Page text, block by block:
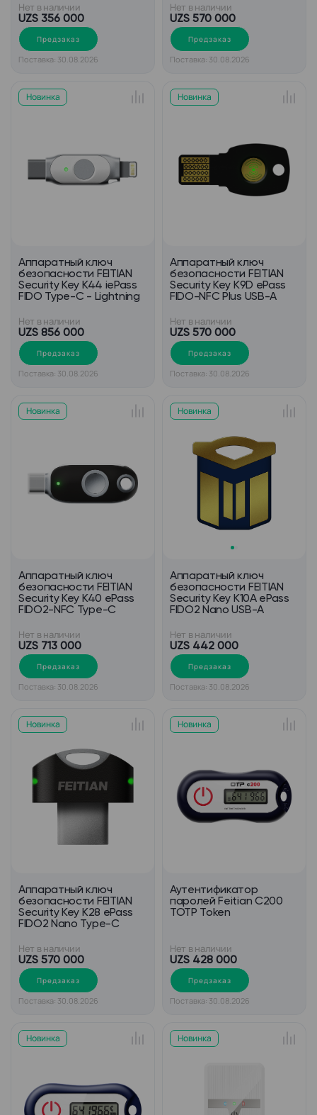
Нет в наличии
UZS 356 000
Предзаказ
Поставка: 30.08.2026
Нет в наличии
UZS 570 000
Предзаказ
Поставка: 30.08.2026
Новинка
Аппаратный ключ
безопасности FEITIAN
Security Key K44 iePass
FIDO Type-C - Lightning
Нет в наличии
UZS 856 000
Предзаказ
Поставка: 30.08.2026
Новинка
Аппаратный ключ
безопасности FEITIAN
Security Key K9D ePass
FIDO-NFC Plus USB-A
Нет в наличии
UZS 570 000
Предзаказ
Поставка: 30.08.2026
Новинка
Аппаратный ключ
безопасности FEITIAN
Security Key K40 ePass
FIDO2-NFC Type-C
Нет в наличии
UZS 713 000
Предзаказ
Поставка: 30.08.2026
Новинка
Аппаратный ключ
безопасности FEITIAN
Security Key K10A ePass
FIDO2 Nano USB-A
Нет в наличии
UZS 442 000
Предзаказ
Поставка: 30.08.2026
Новинка
Аппаратный ключ
безопасности FEITIAN
Security Key K28 ePass
FIDO2 Nano Type-C
Нет в наличии
UZS 570 000
Предзаказ
Поставка: 30.08.2026
Новинка
Аутентификатор
паролей Feitian С200
TOTP Token
Нет в наличии
UZS 428 000
Предзаказ
Поставка: 30.08.2026
Новинка Новинка